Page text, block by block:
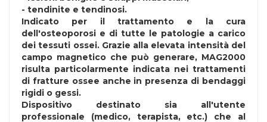
- tendinite e tendinosi.
Indicato per il trattamento e la cura
dell'osteoporosi e di tutte le patologie a carico
dei tessuti ossei. Grazie alla elevata intensità del
campo magnetico che può generare, MAG2000
risulta particolarmente indicata nei trattamenti
di fratture ossee anche in presenza di bendaggi
rigidi o gessi.
Dispositivo destinato sia all'utente
professionale (medico, terapista, etc.) che al